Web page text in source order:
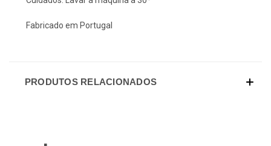
Fabricado em Portugal
PRODUTOS RELACIONADOS